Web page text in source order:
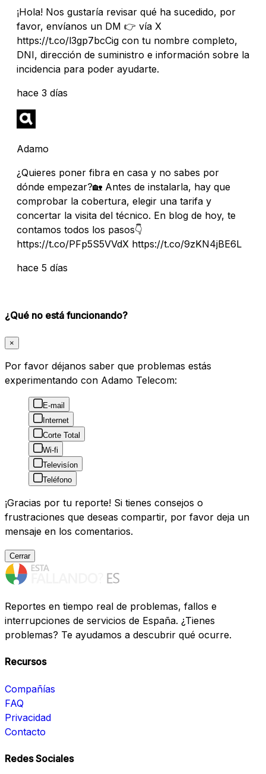
¡Hola! Nos gustaría revisar qué ha sucedido, por
favor, envíanos un DM 👉 vía X
https://t.co/l3gp7bcCig con tu nombre completo,
DNI, dirección de suministro e información sobre la
incidencia para poder ayudarte.
hace 3 días
Adamo
¿Quieres poner fibra en casa y no sabes por
dónde empezar?🏡 Antes de instalarla, hay que
comprobar la cobertura, elegir una tarifa y
concertar la visita del técnico. En blog de hoy, te
contamos todos los pasos👇
https://t.co/PFp5S5VVdX https://t.co/9zKN4jBE6L
hace 5 días
¿Qué no está funcionando?
×
Por favor déjanos saber que problemas estás
experimentando con Adamo Telecom:
E-mail
Internet
Corte Total
Wi-fi
Televisíon
Teléfono
¡Gracias por tu reporte! Si tienes consejos o
frustraciones que deseas compartir, por favor deja un
mensaje en los comentarios.
Cerrar
Reportes en tiempo real de problemas, fallos e
interrupciones de servicios de España. ¿Tienes
problemas? Te ayudamos a descubrir qué ocurre.
Recursos
Compañías
FAQ
Privacidad
Contacto
Redes Sociales